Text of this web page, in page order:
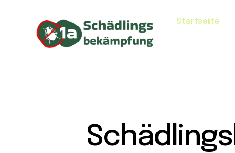
Startseite